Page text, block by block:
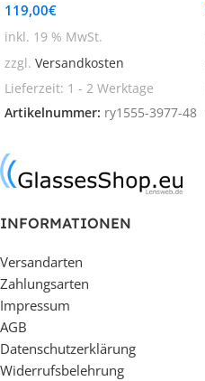
119,00€
inkl. 19 % MwSt.
zzgl. Versandkosten
Lieferzeit: 1 - 2 Werktage
Artikelnummer: ry1555-3977-48
INFORMATIONEN
Versandarten
Zahlungsarten
Impressum
AGB
Datenschutzerklärung
Widerrufsbelehrung